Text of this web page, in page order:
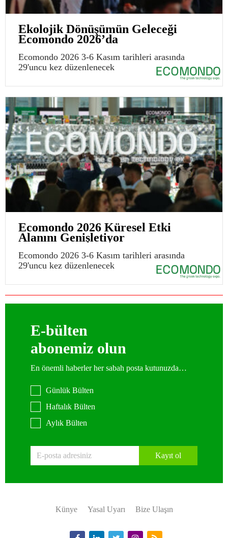
Ekolojik Dönüşümün Geleceği
Ecomondo 2026’da
Ecomondo 2026 3-6 Kasım tarihleri arasında
29'uncu kez düzenlenecek
Ecomondo 2026 Küresel Etki
Alanını Genişletiyor
Ecomondo 2026 3-6 Kasım tarihleri arasında
29'uncu kez düzenlenecek
E-bülten
abonemiz olun
En önemli haberler her sabah posta kutunuzda…
Günlük Bülten
Haftalık Bülten
Aylık Bülten
Kayıt ol
Künye Yasal Uyarı Bize Ulaşın